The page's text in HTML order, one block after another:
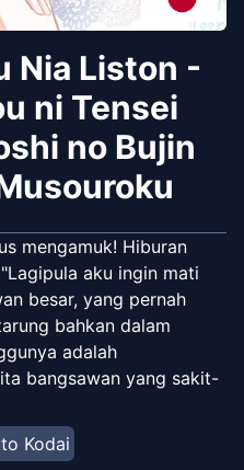
Nia Liston -
ni Tensei
no Bujin
mengamuk! Hiburan
aku ingin mati
besar, yang pernah
bahkan dalam
adalah
bangsawan yang sakit-
dia menjadi Putri Nia
lemah, namun di
mengamuk dalam
Kodai